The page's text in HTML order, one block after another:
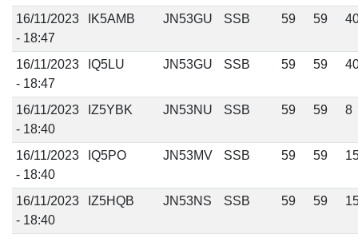
16/11/2023
- 18:47
IK5AMB JN53GU SSB 59 59
16/11/2023
- 18:47
IQ5LU JN53GU SSB 59 59
16/11/2023
- 18:40
IZ5YBK JN53NU SSB 59 59 8
16/11/2023
- 18:40
IQ5PO JN53MV SSB 59 59
16/11/2023
- 18:40
IZ5HQB JN53NS SSB 59 59